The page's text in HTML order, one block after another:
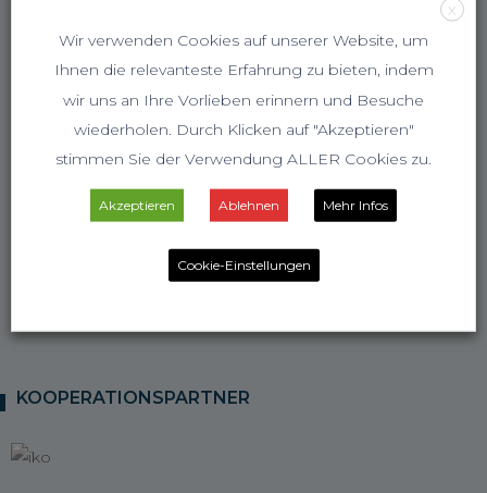
Klettern
KOOPERATIONSPARTNER
X
Wir verwenden Cookies auf unserer Website, um
Ihnen die relevanteste Erfahrung zu bieten, indem
wir uns an Ihre Vorlieben erinnern und Besuche
wiederholen. Durch Klicken auf "Akzeptieren"
stimmen Sie der Verwendung ALLER Cookies zu.
Akzeptieren Ablehnen Mehr Infos
Cookie-Einstellungen